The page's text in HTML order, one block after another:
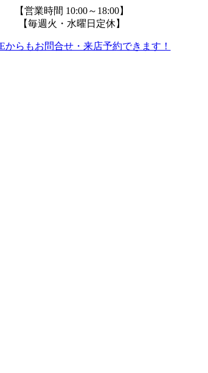
【営業時間 10:00～18:00】
【毎週火・水曜日定休】
からもお問合せ・来店予約できます！